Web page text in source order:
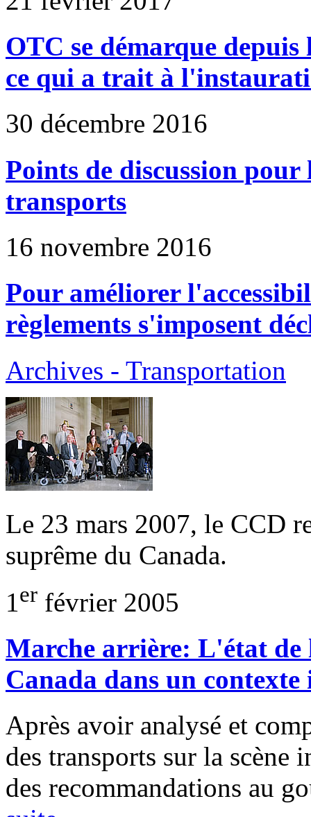
OTC se démarque
ce qui a trait à
30 décembre 2016
Points de discussion
transports
16 novembre 2016
Pour améliorer
règlements s'imposent
Archives - Transportation
Le 23 mars 2007, le CCD
suprême du Canada.
1 er février 2005
Marche arrière: L'état de
Canada dans un
Après avoir analysé et
des transports sur la scène
des recommandations au